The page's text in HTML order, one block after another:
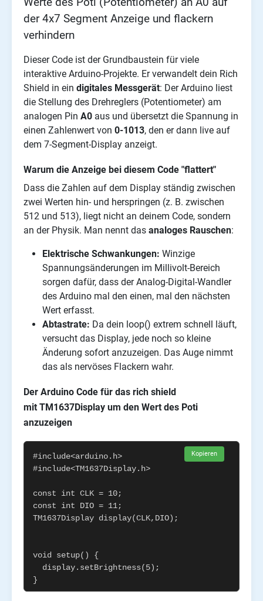
der 4x7 Segment Anzeige und flackern
verhindern
Dieser Code ist der Grundbaustein für viele
interaktive Arduino-Projekte. Er verwandelt dein Rich
Shield in ein digitales Messgerät: Der Arduino liest
die Stellung des Drehreglers (Potentiometer) am
analogen Pin A0 aus und übersetzt die Spannung in
einen Zahlenwert von 0-1013, den er dann live auf
dem 7-Segment-Display anzeigt.
Warum die Anzeige bei diesem Code "flattert"
Dass die Zahlen auf dem Display ständig zwischen
zwei Werten hin- und herspringen (z. B. zwischen
512 und 513), liegt nicht an deinem Code, sondern
an der Physik. Man nennt das analoges Rauschen:
Elektrische Schwankungen: Winzige
Spannungsänderungen im Millivolt-Bereich
sorgen dafür, dass der Analog-Digital-Wandler
des Arduino mal den einen, mal den nächsten
Wert erfasst.
Abtastrate: Da dein loop() extrem schnell läuft,
versucht das Display, jede noch so kleine
Änderung sofort anzuzeigen. Das Auge nimmt
das als nervöses Flackern wahr.
Der Arduino Code für das rich shield
mit TM1637Display um den Wert des Poti
anzuzeigen
Kopieren